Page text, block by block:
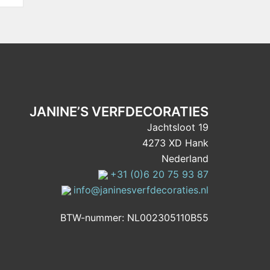
JANINE’S VERFDECORATIES
Jachtsloot 19
4273 XD Hank
Nederland
+31 (0)6 20 75 93 87
info@janinesverfdecoraties.nl
BTW-nummer: NL002305110B55